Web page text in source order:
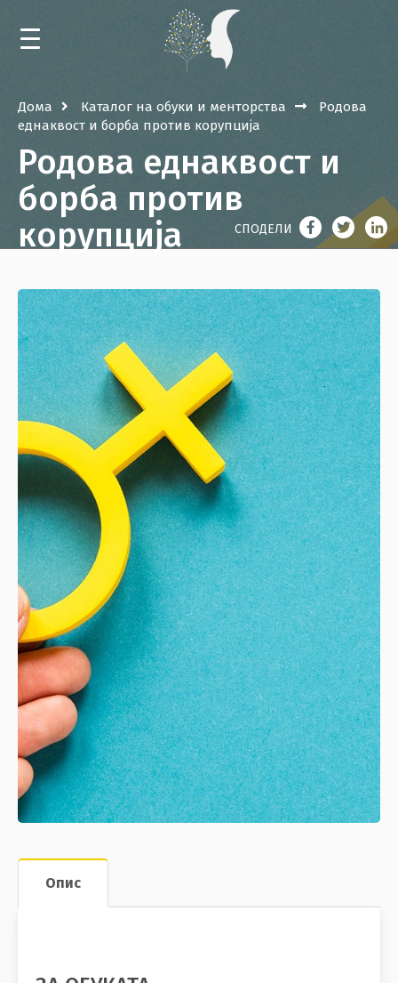
ДОМА
КАЛЕНДАР
ОБУКИ И МЕНТОРСТВА
БИБЛИОТЕКА
ЗА РЕСУРСНИОТ ЦЕНТАР
КОНТАКТ
MK
Дома Каталог на обуки и менторства
Родова
еднаквост и борба против корупција
Родова еднаквост и
борба против
корупција
СПОДЕЛИ
Опис